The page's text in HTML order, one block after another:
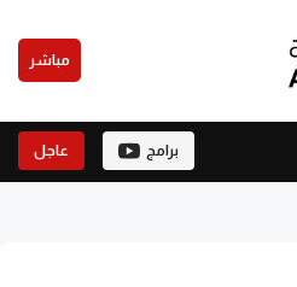
مباشر
برامج عاجل